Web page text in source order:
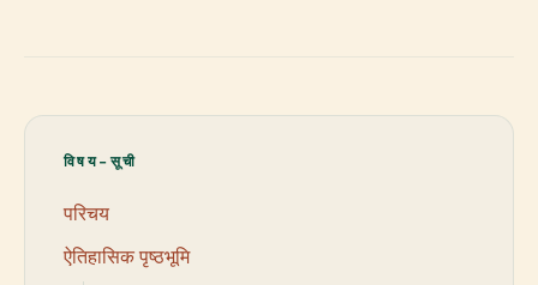
विषय-सूची
परिचय
ऐतिहासिक पृष्ठभूमि